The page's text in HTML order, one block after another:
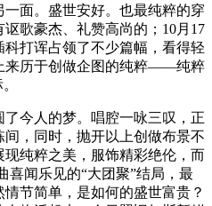
面。盛世安好。也最纯粹的穿
歌豪杰、礼赞高尚的；10月17
打诨占领了不少篇幅，看得轻
来历于创做企图的纯粹——纯粹
今人的梦。唱腔一咏三叹，正
，同时，抛开以上创做布景不
纯粹之美，服饰精彩绝伦，而
喜闻乐见的“大团聚”结局，最
节简单，是如何的盛世富贵？